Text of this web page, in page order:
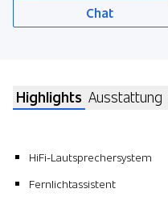
Chat
Highlights Ausstattung
HiFi-Lautsprechersystem
Fernlichtassistent